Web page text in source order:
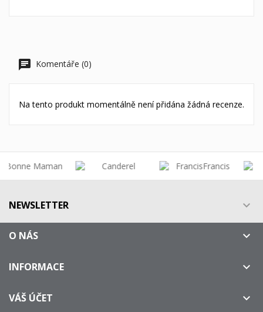
Komentáře (0)
Na tento produkt momentálně není přidána žádná recenze.
NEWSLETTER 
O NÁS 
INFORMACE 
VÁŠ ÚČET 